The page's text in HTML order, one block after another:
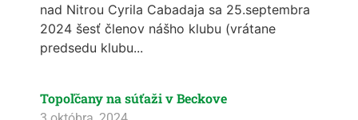
nad Nitrou Cyrila Cabadaja sa 25.septembra
2024 šesť členov nášho klubu (vrátane
predsedu klubu...
Topoľčany na súťaži v Beckove